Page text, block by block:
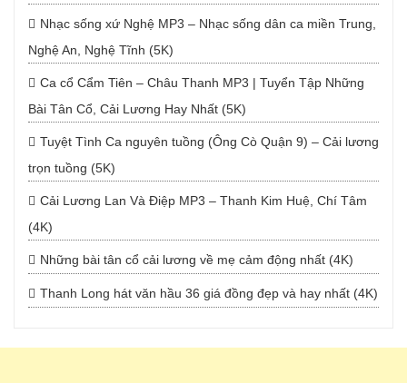
Nhạc sống xứ Nghệ MP3 – Nhạc sống dân ca miền Trung,
Nghệ An, Nghệ Tĩnh (5K)
Ca cổ Cẩm Tiên – Châu Thanh MP3 | Tuyển Tập Những
Bài Tân Cổ, Cải Lương Hay Nhất (5K)
Tuyệt Tình Ca nguyên tuồng (Ông Cò Quận 9) – Cải lương
trọn tuồng (5K)
Cải Lương Lan Và Điệp MP3 – Thanh Kim Huệ, Chí Tâm
(4K)
Những bài tân cổ cải lương về mẹ cảm động nhất (4K)
Thanh Long hát văn hầu 36 giá đồng đẹp và hay nhất (4K)